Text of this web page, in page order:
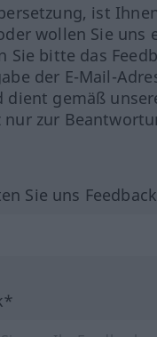
ist
wollen Sie uns
Sie bitte das
der E-Mail-
dient gemäß
nur zur
Sie uns